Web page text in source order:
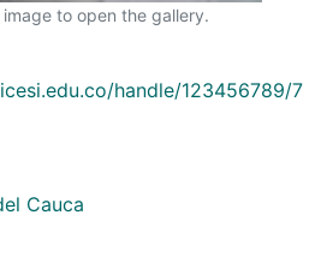
to open the gallery.
handle/123456789/7
Cauca